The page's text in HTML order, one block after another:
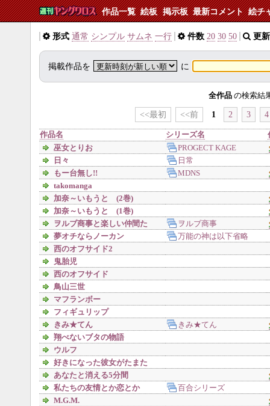
作品一覧 絵板 掲示板 最新コメント 絵チ
形式 通常 シンプル サムネ 一行 件数 20 30 50 更
掲載作品を に
全作品 の検索結
<<最初 <<前 1 2 3 4
作品名 シリーズ名
巫女とりお
PROGECT KAGE
日々
日常
もー台無し!!
MDNS
takomanga
加奈～いもうと (2巻)
加奈～いもうと (1巻)
ヲルブ商事と楽しい仲間た
ち
ヲルブ商事
夢オチならノーカン
万能の神は以下省略
西のオフサイド2
鬼胎児
西のオフサイド
鳥山三世
マフランボー
フィギュリップ
きみ★てん
きみ★てん
翔べないブタの物語
ウルフ
好きになった彼女がたまた
ま人外だっただけでラブ目的と
かじゃけっし(ry
あなたと消える5分間
私たちの友情とか恋とか
百合シリーズ
M.G.M.